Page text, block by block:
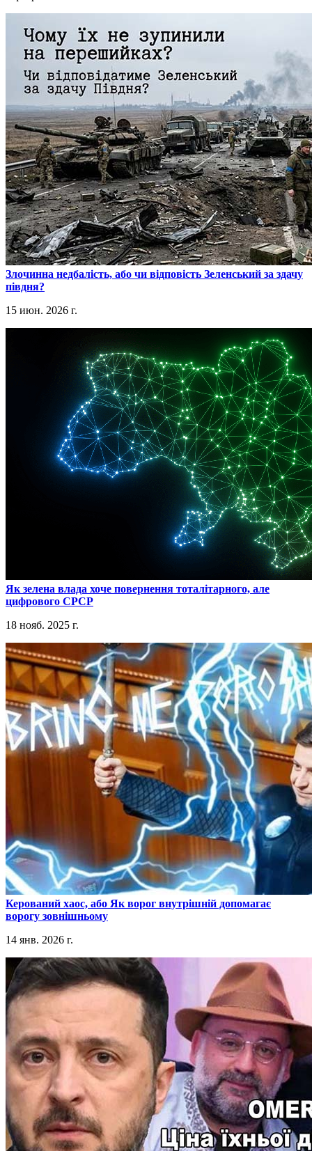
​Злочинна недбалість, або чи відповість Зеленський за здачу
півдня?
15 июн. 2026 г.
​Як зелена влада хоче повернення тоталітарного, але
цифрового СРСР
18 нояб. 2025 г.
​Керований хаос, або Як ворог внутрішній допомагає
ворогу зовнішньому
14 янв. 2026 г.